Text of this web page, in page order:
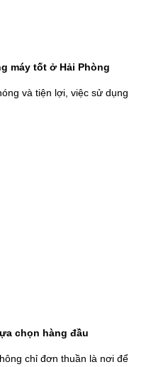
máy tốt ở Hải Phòng
và tiện lợi, việc sử dụng
chọn hàng đầu
chỉ đơn thuần là nơi để